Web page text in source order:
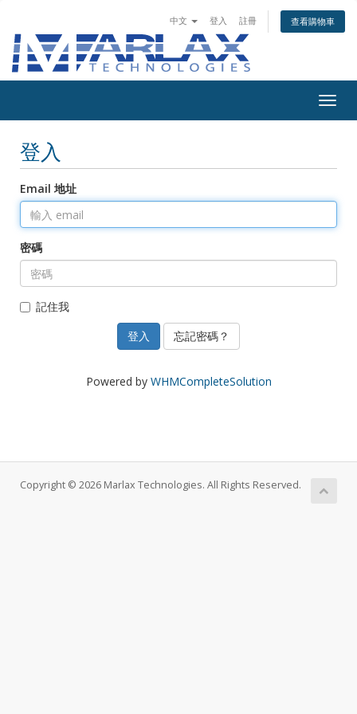
中文 登入 註冊 查看購物車
登入
Email 地址
密碼
記住我
忘記密碼？
Powered by WHMCompleteSolution
Copyright © 2026 Marlax Technologies. All Rights Reserved.